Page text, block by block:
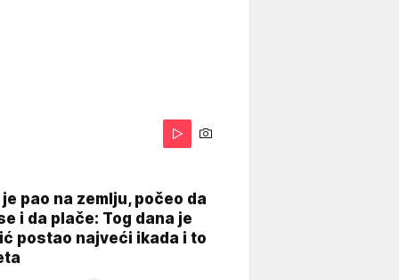
je pao na zemlju, počeo da
i da plače: Tog dana je
postao najveći ikada i to